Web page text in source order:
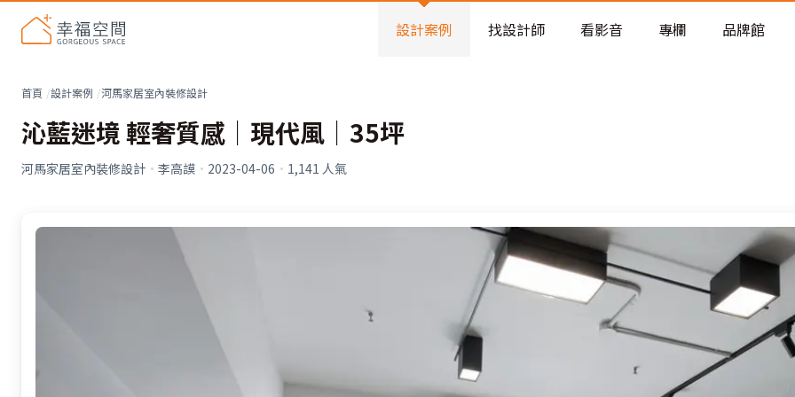
老屋預算分配與高 CP 值煥新術
設計案例 找設計師 看影音 專欄 品牌館
首頁 設計案例 河馬家居室內裝修設計
沁藍迷境 輕奢質感│現代風│35坪
河馬家居室內裝修設計 · 李高謨 · 2023-04-06 · 1,141 人氣